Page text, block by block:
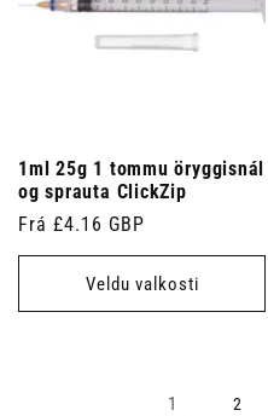
1ml 25g 1 tommu öryggisnál
og sprauta ClickZip
Venjulegt
verð
Frá £4.16 GBP
Veldu valkosti
1 2